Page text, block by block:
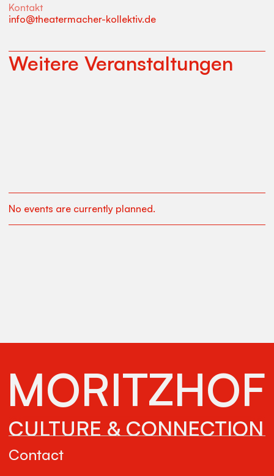
Kontakt
info@theatermacher-kollektiv.de
Weitere Veranstaltungen
No events are currently planned.
Contact
MORITZHOF
CULTURE & CONNECTION